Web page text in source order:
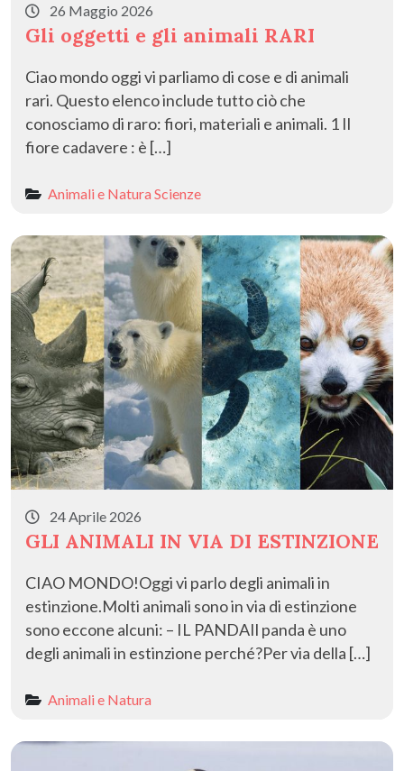
26 Maggio 2026
Gli oggetti e gli animali RARI
Ciao mondo oggi vi parliamo di cose e di animali
rari. Questo elenco include tutto ciò che
conosciamo di raro: fiori, materiali e animali. 1 Il
fiore cadavere : è […]
Animali e Natura Scienze
24 Aprile 2026
GLI ANIMALI IN VIA DI ESTINZIONE
CIAO MONDO!Oggi vi parlo degli animali in
estinzione.Molti animali sono in via di estinzione
sono eccone alcuni: – IL PANDAIl panda è uno
degli animali in estinzione perché?Per via della […]
Animali e Natura